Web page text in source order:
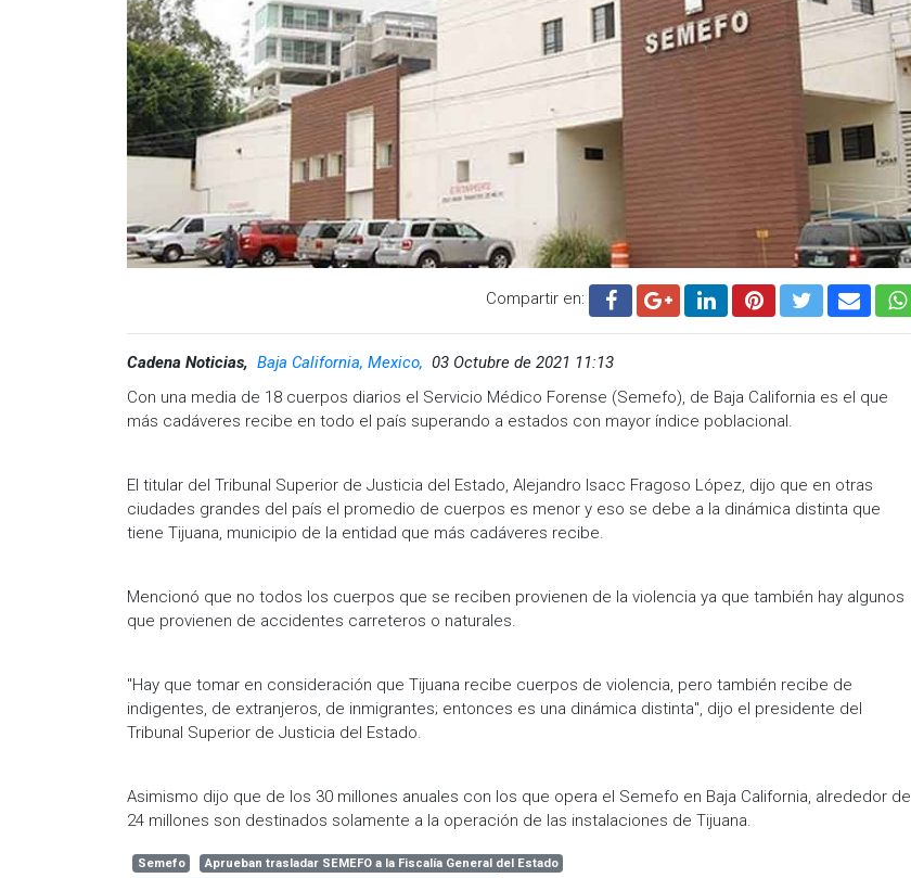
Compartir en:
Cadena Noticias, Baja California, Mexico, 03 Octubre de 2021 11:13
Con una media de 18 cuerpos diarios el Servicio Médico Forense (Semefo), de Baja California es el que
más cadáveres recibe en todo el país superando a estados con mayor índice poblacional.
El titular del Tribunal Superior de Justicia del Estado, Alejandro Isacc Fragoso López, dijo que en otras
ciudades grandes del país el promedio de cuerpos es menor y eso se debe a la dinámica distinta que
tiene Tijuana, municipio de la entidad que más cadáveres recibe.
Mencionó que no todos los cuerpos que se reciben provienen de la violencia ya que también hay algunos
que provienen de accidentes carreteros o naturales.
"Hay que tomar en consideración que Tijuana recibe cuerpos de violencia, pero también recibe de
indigentes, de extranjeros, de inmigrantes; entonces es una dinámica distinta", dijo el presidente del
Tribunal Superior de Justicia del Estado.
Asimismo dijo que de los 30 millones anuales con los que opera el Semefo en Baja California, alrededor de
24 millones son destinados solamente a la operación de las instalaciones de Tijuana.
Semefo
Aprueban trasladar SEMEFO a la Fiscalía General del Estado